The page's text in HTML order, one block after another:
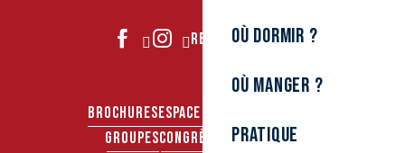
Où dormir ?
Où manger ?
Pratique
REJOIGNEZ-NOUS
BROCHURESESPACE PRO
GROUPESCONGRÈS & SÉMINAIRES